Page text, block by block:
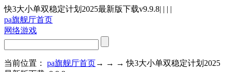
快3大小单双稳定计划2025最新版下载v9.9.8| | | |
pa旗舰厅首页
网络游戏
当前位置： pa旗舰厅首页→ → → 快3大小单双稳定计划2025